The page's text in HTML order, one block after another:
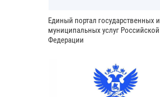
Единый портал государственных и
муниципальных услуг Российской
Федерации